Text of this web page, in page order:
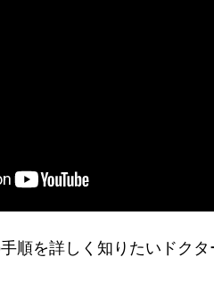
順を詳しく知りたいドク